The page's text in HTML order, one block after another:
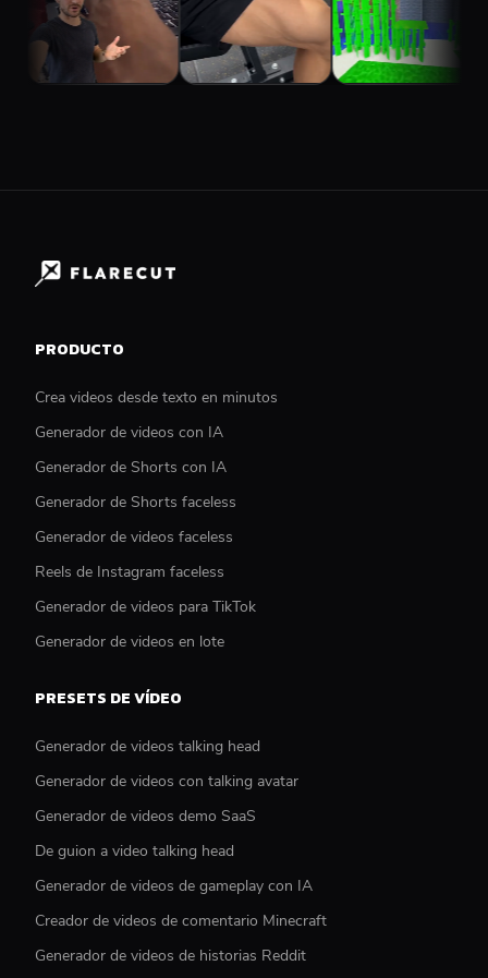
PRODUCTO
Crea videos desde texto en minutos
Generador de videos con IA
Generador de Shorts con IA
Generador de Shorts faceless
Generador de videos faceless
Reels de Instagram faceless
Generador de videos para TikTok
Generador de videos en lote
PRESETS DE VÍDEO
Generador de videos talking head
Generador de videos con talking avatar
Generador de videos demo SaaS
De guion a video talking head
Generador de videos de gameplay con IA
Creador de videos de comentario Minecraft
Generador de videos de historias Reddit